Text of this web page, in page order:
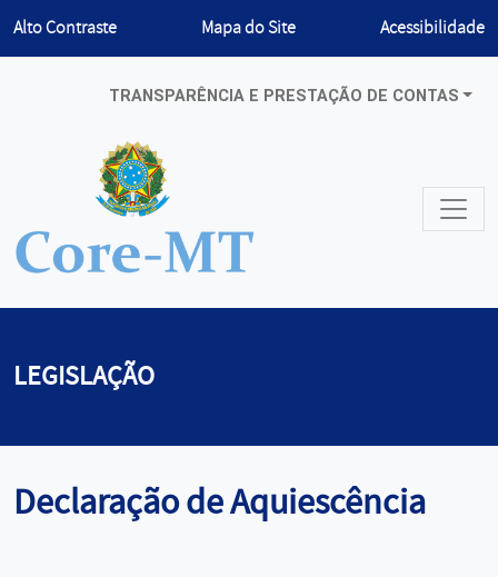
Habilitar
Alto Contraste Mapa do Site Acessibilidade
TRANSPARÊNCIA E PRESTAÇÃO DE CONTAS
LEGISLAÇÃO
Declaração de Aquiescência